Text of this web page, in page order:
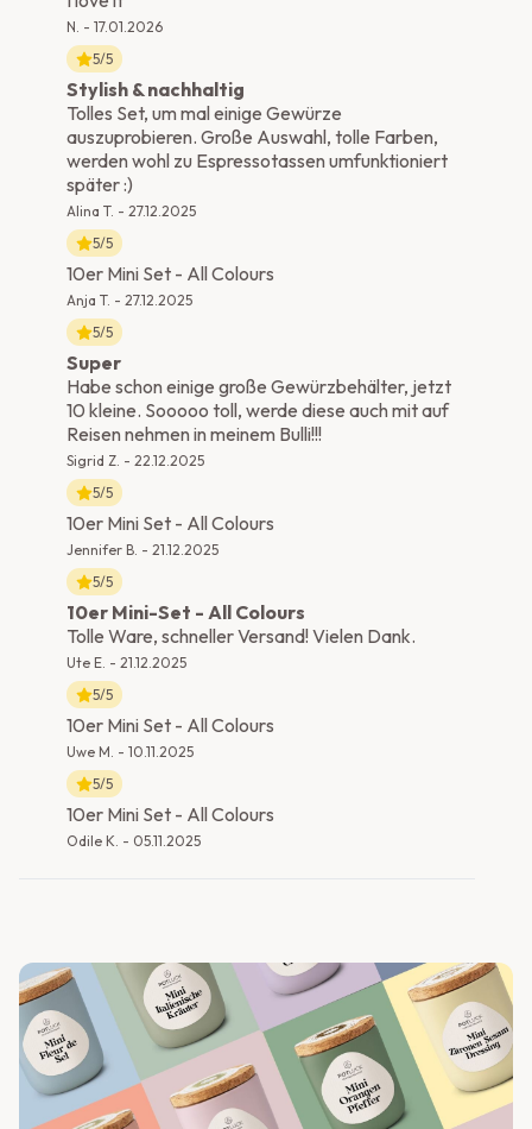
N. - 17.01.2026
5/5
Stylish & nachhaltig
Tolles Set, um mal einige Gewürze
auszuprobieren. Große Auswahl, tolle Farben,
werden wohl zu Espressotassen umfunktioniert
später :)
Alina T. - 27.12.2025
5/5
10er Mini Set - All Colours
Anja T. - 27.12.2025
5/5
Super
Habe schon einige große Gewürzbehälter, jetzt
10 kleine. Sooooo toll, werde diese auch mit auf
Reisen nehmen in meinem Bulli!!!
Sigrid Z. - 22.12.2025
5/5
10er Mini Set - All Colours
Jennifer B. - 21.12.2025
5/5
10er Mini-Set - All Colours
Tolle Ware, schneller Versand! Vielen Dank.
Ute E. - 21.12.2025
5/5
10er Mini Set - All Colours
Uwe M. - 10.11.2025
5/5
10er Mini Set - All Colours
Odile K. - 05.11.2025